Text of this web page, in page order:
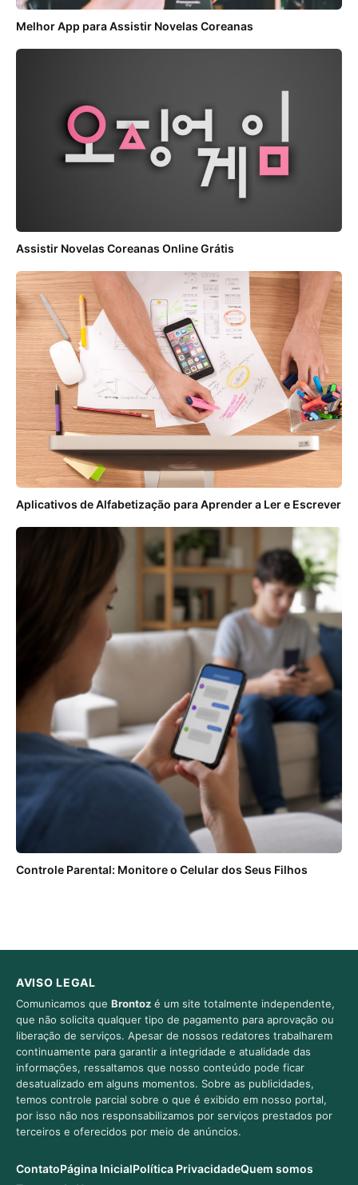
Melhor App para Assistir Novelas Coreanas
Assistir Novelas Coreanas Online Grátis
Aplicativos de Alfabetização para Aprender a Ler e Escrever
Controle Parental: Monitore o Celular dos Seus Filhos
AVISO LEGAL
Comunicamos que Brontoz é um site totalmente independente,
que não solicita qualquer tipo de pagamento para aprovação ou
liberação de serviços. Apesar de nossos redatores trabalharem
continuamente para garantir a integridade e atualidade das
informações, ressaltamos que nosso conteúdo pode ficar
desatualizado em alguns momentos. Sobre as publicidades,
temos controle parcial sobre o que é exibido em nosso portal,
por isso não nos responsabilizamos por serviços prestados por
terceiros e oferecidos por meio de anúncios.
ContatoPágina InicialPolítica PrivacidadeQuem somos